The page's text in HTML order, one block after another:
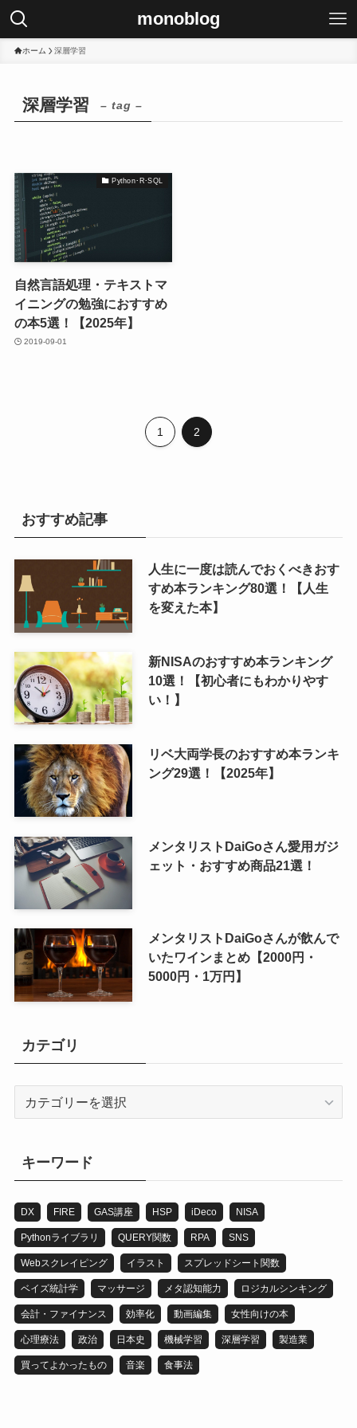
monoblog
ホーム 深層学習
深層学習 – tag –
Python･R･SQL
自然言語処理・テキストマ
イニングの勉強におすすめ
の本5選！【2025年】
2019-09-01
1 2
おすすめ記事
人生に一度は読んでおくべきおす
すめ本ランキング80選！【人生
を変えた本】
新NISAのおすすめ本ランキング
10選！【初心者にもわかりやす
い！】
リベ大両学長のおすすめ本ランキ
ング29選！【2025年】
メンタリストDaiGoさん愛用ガジ
ェット・おすすめ商品21選！
メンタリストDaiGoさんが飲んで
いたワインまとめ【2000円・
5000円・1万円】
カテゴリ
キーワード
DX FIRE GAS講座 HSP iDeco NISA
Pythonライブラリ QUERY関数 RPA SNS
Webスクレイピング イラスト スプレッドシート関数
ベイズ統計学 マッサージ メタ認知能力 ロジカルシンキング
会計・ファイナンス 効率化 動画編集 女性向けの本
心理療法 政治 日本史 機械学習 深層学習 製造業
買ってよかったもの 音楽 食事法